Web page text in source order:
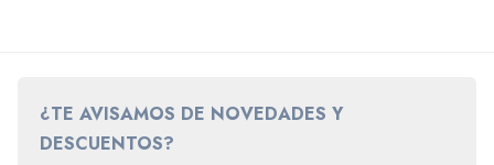
¿TE AVISAMOS DE NOVEDADES Y
DESCUENTOS?